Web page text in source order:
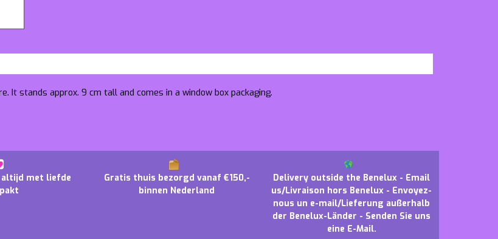
It stands approx. 9 cm tall and comes in a window box packaging.
altijd met liefde
Gratis thuis bezorgd vanaf €150,-
binnen Nederland
Delivery outside the Benelux - Email
us/Livraison hors Benelux - Envoyez-
nous un e-mail/Lieferung außerhalb
der Benelux-Länder - Senden Sie uns
eine E-Mail.